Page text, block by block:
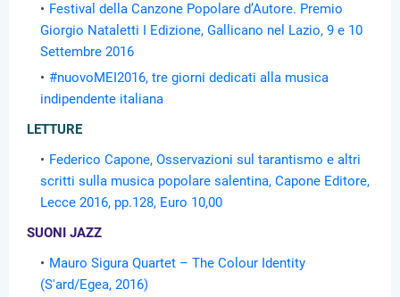
Festival della Canzone Popolare d’Autore. Premio
Giorgio Nataletti I Edizione, Gallicano nel Lazio, 9 e 10
Settembre 2016
#nuovoMEI2016, tre giorni dedicati alla musica
indipendente italiana
LETTURE
Federico Capone, Osservazioni sul tarantismo e altri
scritti sulla musica popolare salentina, Capone Editore,
Lecce 2016, pp.128, Euro 10,00
SUONI JAZZ
Mauro Sigura Quartet – The Colour Identity
(S'ard/Egea, 2016)